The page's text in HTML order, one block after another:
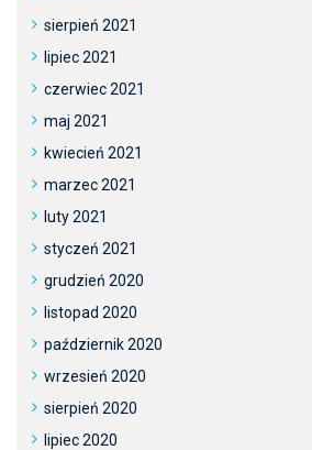
sierpień 2021
lipiec 2021
czerwiec 2021
maj 2021
kwiecień 2021
marzec 2021
luty 2021
styczeń 2021
grudzień 2020
listopad 2020
październik 2020
wrzesień 2020
sierpień 2020
lipiec 2020